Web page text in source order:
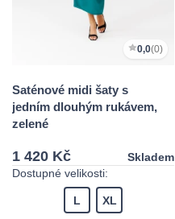
0,0(0)
Saténové midi šaty s
jedním dlouhým rukávem,
zelené
1 420 Kč
Skladem
Dostupné velikosti:
L XL